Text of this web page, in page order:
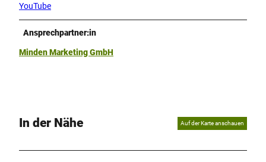
YouTube
Ansprechpartner:in
Minden Marketing GmbH
In der Nähe Auf der Karte anschauen